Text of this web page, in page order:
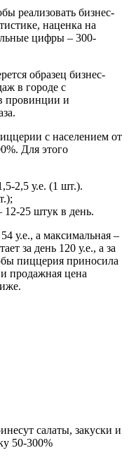
реализовать бизнес-
наценка на
цифры – 300-
образец бизнес-
в городе с
провинции и
с населением от
Для этого
2,5 у.е. (1 шт.).
25 штук в день.
у.е., а максимальная –
за день 120 у.е., а за
пиццерия приносила
продажная цена
салаты, закуски и
50-300%